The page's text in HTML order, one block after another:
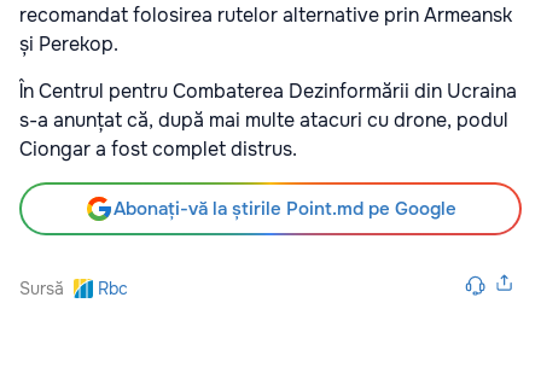
recomandat folosirea rutelor alternative prin Armeansk
și Perekop.
În Centrul pentru Combaterea Dezinformării din Ucraina
s-a anunțat că, după mai multe atacuri cu drone, podul
Ciongar a fost complet distrus.
Abonați-vă la știrile Point.md pe Google
Sursă Rbc